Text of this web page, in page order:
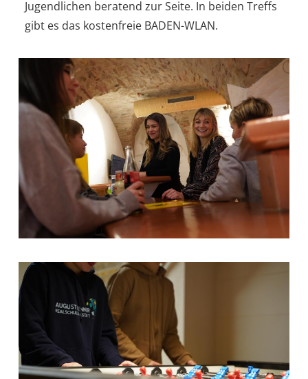
Jugendlichen beratend zur Seite. In beiden Treffs
gibt es das kostenfreie BADEN-WLAN.